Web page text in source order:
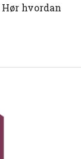
hvordan